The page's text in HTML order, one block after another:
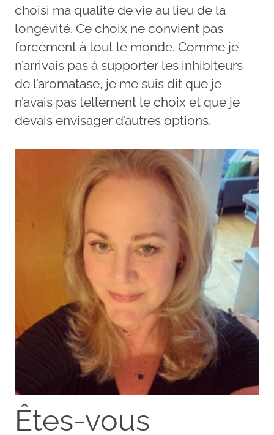
choisi ma qualité de vie au lieu de la
longévité. Ce choix ne convient pas
forcément à tout le monde. Comme je
n’arrivais pas à supporter les inhibiteurs
de l’aromatase, je me suis dit que je
n’avais pas tellement le choix et que je
devais envisager d’autres options.
Êtes-vous